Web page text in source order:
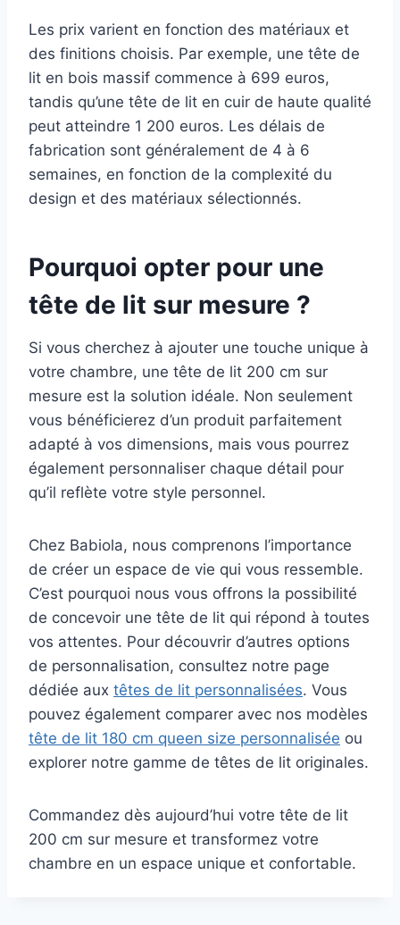
Les prix varient en fonction des matériaux et
des finitions choisis. Par exemple, une tête de
lit en bois massif commence à 699 euros,
tandis qu’une tête de lit en cuir de haute qualité
peut atteindre 1 200 euros. Les délais de
fabrication sont généralement de 4 à 6
semaines, en fonction de la complexité du
design et des matériaux sélectionnés.
Pourquoi opter pour une
tête de lit sur mesure ?
Si vous cherchez à ajouter une touche unique à
votre chambre, une tête de lit 200 cm sur
mesure est la solution idéale. Non seulement
vous bénéficierez d’un produit parfaitement
adapté à vos dimensions, mais vous pourrez
également personnaliser chaque détail pour
qu’il reflète votre style personnel.
Chez Babiola, nous comprenons l’importance
de créer un espace de vie qui vous ressemble.
C’est pourquoi nous vous offrons la possibilité
de concevoir une tête de lit qui répond à toutes
vos attentes. Pour découvrir d’autres options
de personnalisation, consultez notre page
dédiée aux têtes de lit personnalisées. Vous
pouvez également comparer avec nos modèles
tête de lit 180 cm queen size personnalisée ou
explorer notre gamme de têtes de lit originales.
Commandez dès aujourd’hui votre tête de lit
200 cm sur mesure et transformez votre
chambre en un espace unique et confortable.